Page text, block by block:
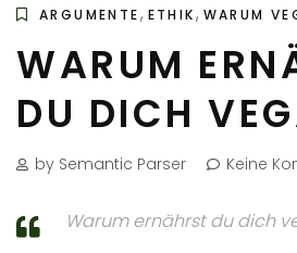
ARGUMENTE, ETHIK, WARUM
WARUM
DU DICH
by Semantic Parser Keine
Warum ernährst du dich